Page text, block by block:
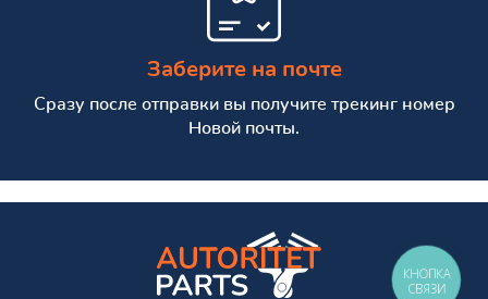
Заберите на почте
Сразу после отправки вы получите трекинг номер
Новой почты.
КНОПКА
СВЯЗИ